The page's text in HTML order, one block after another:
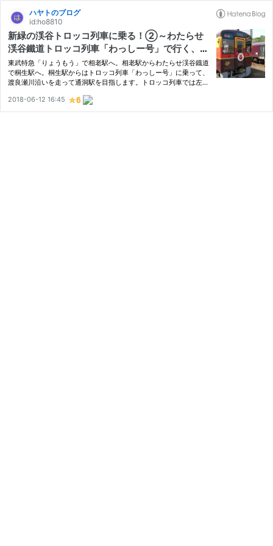
ハヤトのブログ
id:ho8810
新緑の渓谷トロッコ列車に乗る！②～わたらせ
渓谷鐵道トロッコ列車「わっしー号」で行く、足
尾銅山観光の旅～
東武特急「りょうもう」で相老駅へ。相老駅からわたらせ渓谷鐡道
で桐生駅へ。桐生駅からはトロッコ列車「わっしー号」に乗って、
渡良瀬川沿いを走って通洞駅を目指します。トロッコ列車では左右
化財の上神梅駅・温泉直結の水沼駅・元東武特急「けごん」車両…
2018-06-12 16:45